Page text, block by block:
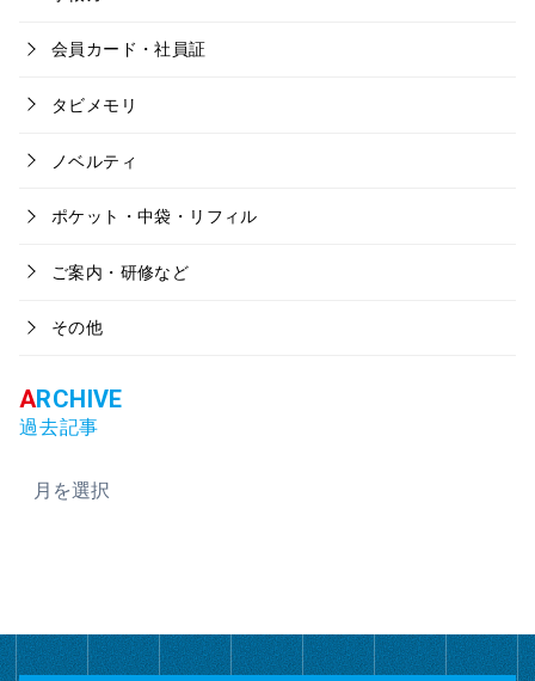
会員カード・社員証
タビメモリ
ノベルティ
ポケット・中袋・リフィル
ご案内・研修など
その他
過去記事
ー